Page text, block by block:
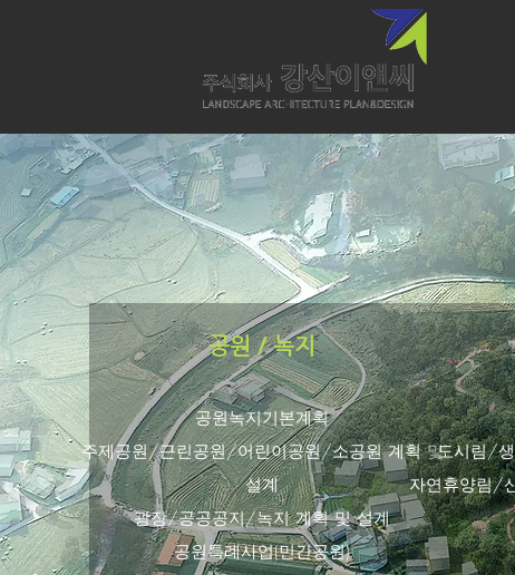
공원 / 녹지
공원녹지기본계획
주제공원/근린공원/어린이공원/소공원 계획 및
설계
​광장/공공공지/녹지 계획 및 설계
​공원특례사업(민간공원)
도시림/
자연휴양림/